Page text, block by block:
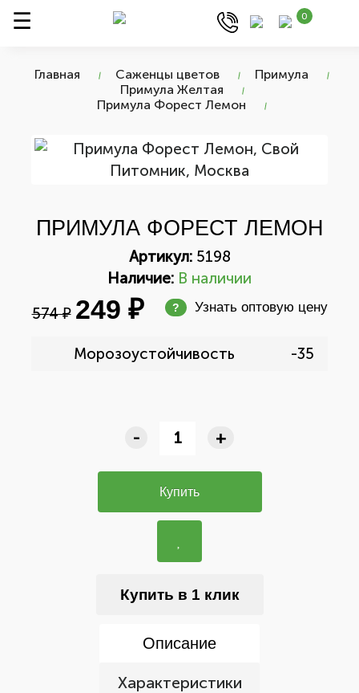
0
Главная Саженцы цветов
Примула
Примула Желтая
Примула Форест Лемон
ПРИМУЛА ФОРЕСТ ЛЕМОН
Артикул:5198
Наличие: В наличии
574 ₽ 249 ₽ ? Узнать оптовую цену
Морозоустойчивость -35
- +
Купить
Купить в 1 клик
Описание
Характеристики